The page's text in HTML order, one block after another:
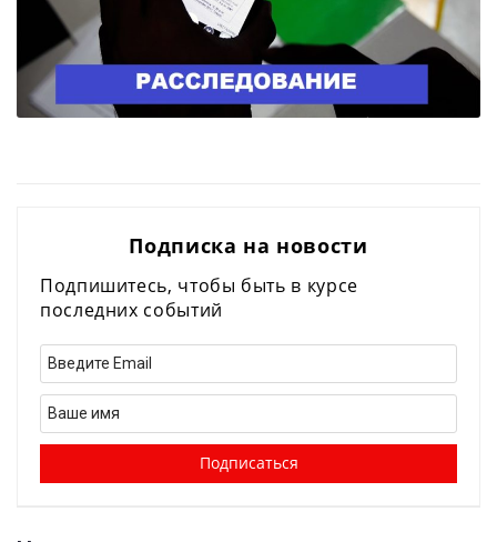
Подписка на новости
Подпишитесь, чтобы быть в курсе
последних событий